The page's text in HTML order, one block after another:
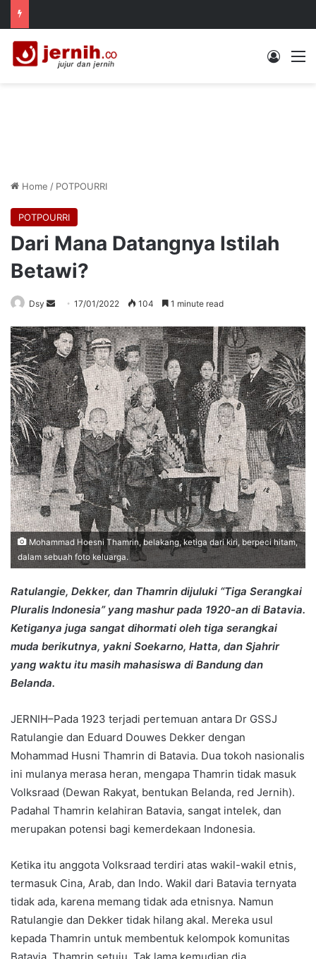
Log In
Home / POTPOURRI
POTPOURRI
Dari Mana Datangnya Istilah
Betawi?
Dsy
Send
email
17/01/2022 104 1 minute read
Mohammad Hoesni Thamrin, belakang, ketiga dari kiri, berpeci hitam,
dalam sebuah foto keluarga.
Ratulangie, Dekker, dan Thamrin dijuluki “Tiga Serangkai
Pluralis Indonesia” yang mashur pada 1920-an di Batavia.
Ketiganya juga sangat dihormati oleh tiga serangkai
muda berikutnya, yakni Soekarno, Hatta, dan Sjahrir
yang waktu itu masih mahasiswa di Bandung dan
Belanda.
JERNIH–Pada 1923 terjadi pertemuan antara Dr GSSJ
Ratulangie dan Eduard Douwes Dekker dengan
Mohammad Husni Thamrin di Batavia. Dua tokoh nasionalis
ini mulanya merasa heran, mengapa Thamrin tidak masuk
Volksraad (Dewan Rakyat, bentukan Belanda, red Jernih).
Padahal Thamrin kelahiran Batavia, sangat intelek, dan
merupakan potensi bagi kemerdekaan Indonesia.
Ketika itu anggota Volksraad terdiri atas wakil-wakil etnis,
termasuk Cina, Arab, dan Indo. Wakil dari Batavia ternyata
tidak ada, karena memang tidak ada etnisnya. Namun
Ratulangie dan Dekker tidak hilang akal. Mereka usul
kepada Thamrin untuk membentuk kelompok komunitas